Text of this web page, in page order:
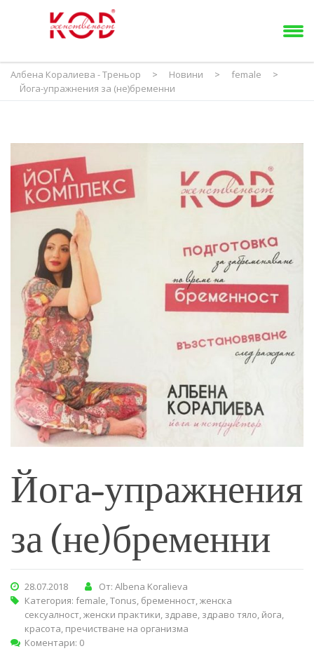
Албена Коралиева - Треньор > Новини > female
>
Йога-упражнения за (не)бременни
Йога-упражнения
за (не)бременни
28.07.2018
От: Albena Koralieva
Категория: female,Tonus, бременност,женска
сексуалност,женски практики, здраве, здраво тяло, йога,
красота, пречистване на организма
Коментари: 0